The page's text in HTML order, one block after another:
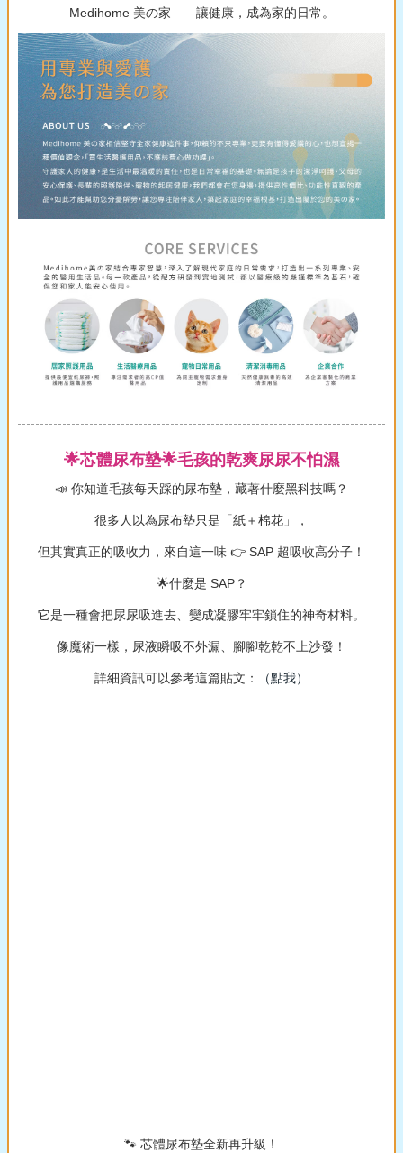
Medihome 美の家——讓健康，成為家的日常。
🌟芯體尿布墊🌟毛孩的乾爽尿尿不怕濕
📣 你知道毛孩每天踩的尿布墊，藏著什麼黑科技嗎？
很多人以為尿布墊只是「紙＋棉花」，
但其實真正的吸收力，來自這一味 👉 SAP 超吸收高分子！
🌟什麼是 SAP？
它是一種會把尿尿吸進去、變成凝膠牢牢鎖住的神奇材料。
像魔術一樣，尿液瞬吸不外漏、腳腳乾乾不上沙發！
詳細資訊可以參考這篇貼文： （點我）
🐾 芯體尿布墊全新再升級！